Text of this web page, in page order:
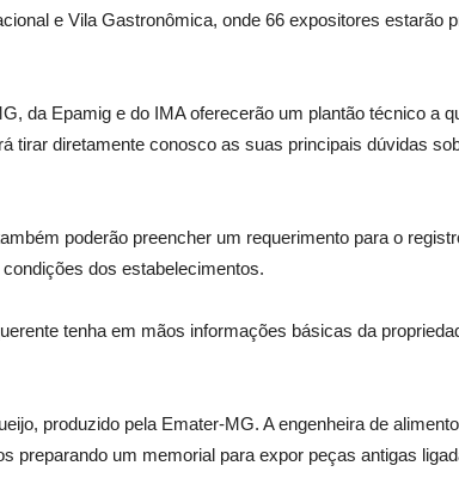
e Vila Gastronômica, onde 66 expositores estarão
da Epamig e do IMA oferecerão um plantão técnico a
tirar diretamente conosco as suas principais dúvidas
poderão preencher um requerimento para o
dos estabelecimentos.
tenha em mãos informações básicas da
produzido pela Emater-MG. A engenheira de
preparando um memorial para expor peças antigas